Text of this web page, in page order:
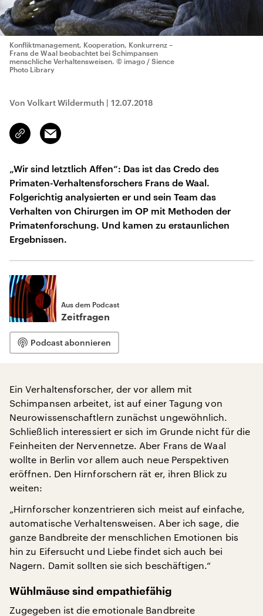
Konfliktmanagement, Kooperation, Konkurrenz –
Frans de Waal beobachtet bei Schimpansen
menschliche Verhaltensweisen. © imago / Sience
Photo Library
Von Volkart Wildermuth | 12.07.2018
Link
kopieren/teilen
Email
„Wir sind letztlich Affen“: Das ist das Credo des
Primaten-Verhaltensforschers Frans de Waal.
Folgerichtig analysierten er und sein Team das
Verhalten von Chirurgen im OP mit Methoden der
Primatenforschung. Und kamen zu erstaunlichen
Ergebnissen.
Aus dem Podcast
Zeitfragen
Podcast abonnieren
Ein Verhaltensforscher, der vor allem mit
Schimpansen arbeitet, ist auf einer Tagung von
Neurowissenschaftlern zunächst ungewöhnlich.
Schließlich interessiert er sich im Grunde nicht für die
Feinheiten der Nervennetze. Aber Frans de Waal
wollte in Berlin vor allem auch neue Perspektiven
eröffnen. Den Hirnforschern rät er, ihren Blick zu
weiten:
„Hirnforscher konzentrieren sich meist auf einfache,
automatische Verhaltensweisen. Aber ich sage, die
ganze Bandbreite der menschlichen Emotionen bis
hin zu Eifersucht und Liebe findet sich auch bei
Nagern. Damit sollten sie sich beschäftigen.“
Wühlmäuse sind empathiefähig
Zugegeben ist die emotionale Bandbreite